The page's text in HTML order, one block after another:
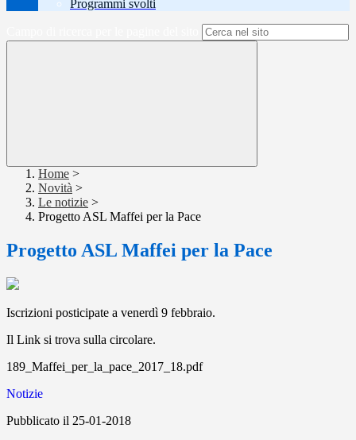
Programmi svolti
Home >
Novità >
Le notizie >
Progetto ASL Maffei per la Pace
Progetto ASL Maffei per la Pace
Iscrizioni posticipate a venerdì 9 febbraio.
Il Link si trova sulla circolare.
189_Maffei_per_la_pace_2017_18.pdf
Notizie
Pubblicato il 25-01-2018